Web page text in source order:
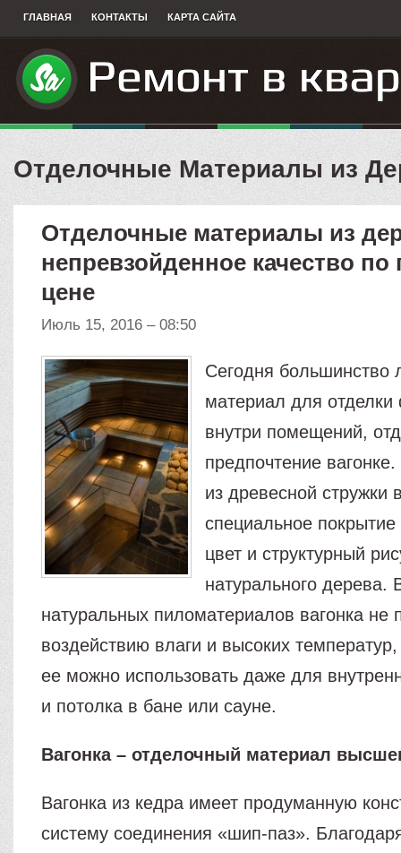
ГЛАВНАЯ КОНТАКТЫ КАРТА САЙТА
Отделочные Материалы из
Отделочные материалы из
непревзойденное качество
цене
Июль 15, 2016 – 08:50
Сегодня большинство
материал для
внутри помещений,
предпочтение
из древесной стружки
специальное
цвет и структурный
натурального дерева.
натуральных пиломатериалов вагонка не
воздействию влаги и высоких
ее можно использовать даже для
и потолка в бане или сауне.
Вагонка – отделочный материал
Вагонка из кедра имеет продуманную
систему соединения «шип-паз».